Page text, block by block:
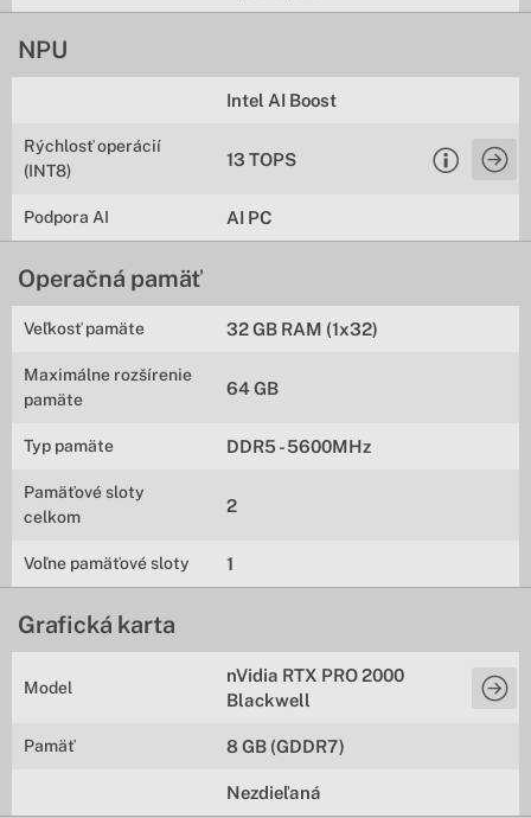
NPU
Intel AI Boost
Rýchlosť operácií
(INT8)
13 TOPS
Podpora AI AI PC
Operačná pamäť
Veľkosť pamäte 32 GB RAM (1x32)
Maximálne rozšírenie
pamäte
64 GB
Typ pamäte DDR5 - 5600MHz
Pamäťové sloty
celkom
2
Voľne pamäťové sloty 1
Grafická karta
Model
nVidia RTX PRO 2000
Blackwell
Pamäť 8 GB (GDDR7)
Nezdieľaná